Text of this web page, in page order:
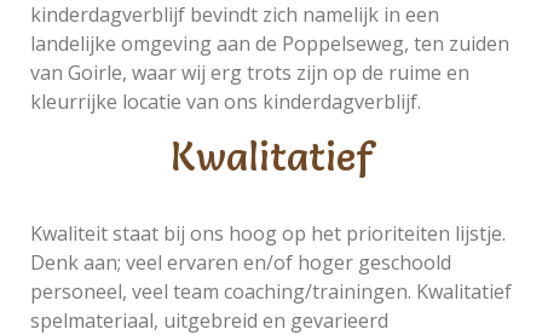
kinderdagverblijf bevindt zich namelijk in een
landelijke omgeving aan de Poppelseweg, ten zuiden
van Goirle, waar wij erg trots zijn op de ruime en
kleurrijke locatie van ons kinderdagverblijf.
Kwalitatief
Kwaliteit staat bij ons hoog op het prioriteiten lijstje.
Denk aan; veel ervaren en/of hoger geschoold
personeel, veel team coaching/trainingen. Kwalitatief
spelmateriaal, uitgebreid en gevarieerd